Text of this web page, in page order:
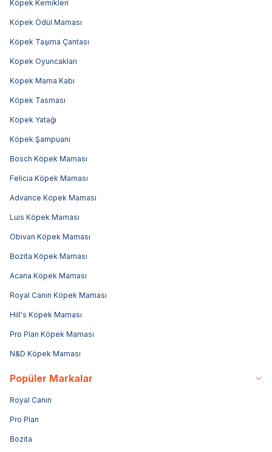
Köpek Kemikleri
Köpek Ödül Maması
Köpek Taşıma Çantası
Köpek Oyuncakları
Köpek Mama Kabı
Köpek Tasması
Köpek Yatağı
Köpek Şampuanı
Bosch Köpek Maması
Felicia Köpek Maması
Advance Köpek Maması
Luis Köpek Maması
Obivan Köpek Maması
Bozita Köpek Maması
Acana Köpek Maması
Royal Canin Köpek Maması
Hill's Köpek Maması
Pro Plan Köpek Maması
N&D Köpek Maması
Popüler Markalar
Royal Canin
Pro Plan
Bozita